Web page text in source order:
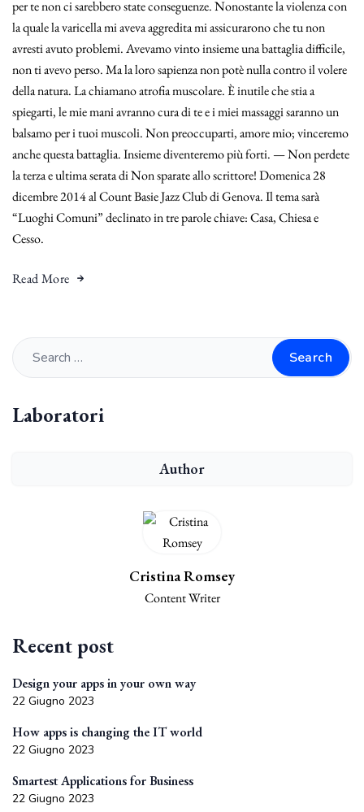
per te non ci sarebbero state conseguenze. Nonostante la violenza con
la quale la varicella mi aveva aggredita mi assicurarono che tu non
avresti avuto problemi. Avevamo vinto insieme una battaglia difficile,
non ti avevo perso. Ma la loro sapienza non potè nulla contro il volere
della natura. La chiamano atrofia muscolare. È inutile che stia a
spiegarti, le mie mani avranno cura di te e i miei massaggi saranno un
balsamo per i tuoi muscoli. Non preoccuparti, amore mio; vinceremo
anche questa battaglia. Insieme diventeremo più forti. — Non perdete
la terza e ultima serata di Non sparate allo scrittore! Domenica 28
dicembre 2014 al Count Basie Jazz Club di Genova. Il tema sarà
“Luoghi Comuni” declinato in tre parole chiave: Casa, Chiesa e
Cesso.
Read More
Search
Laboratori
Author
Cristina Romsey
Content Writer
Recent post
Design your apps in your own way
22 Giugno 2023
How apps is changing the IT world
22 Giugno 2023
Smartest Applications for Business
22 Giugno 2023